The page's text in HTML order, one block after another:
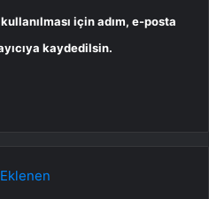
için adım, e-posta
kaydedilsin.